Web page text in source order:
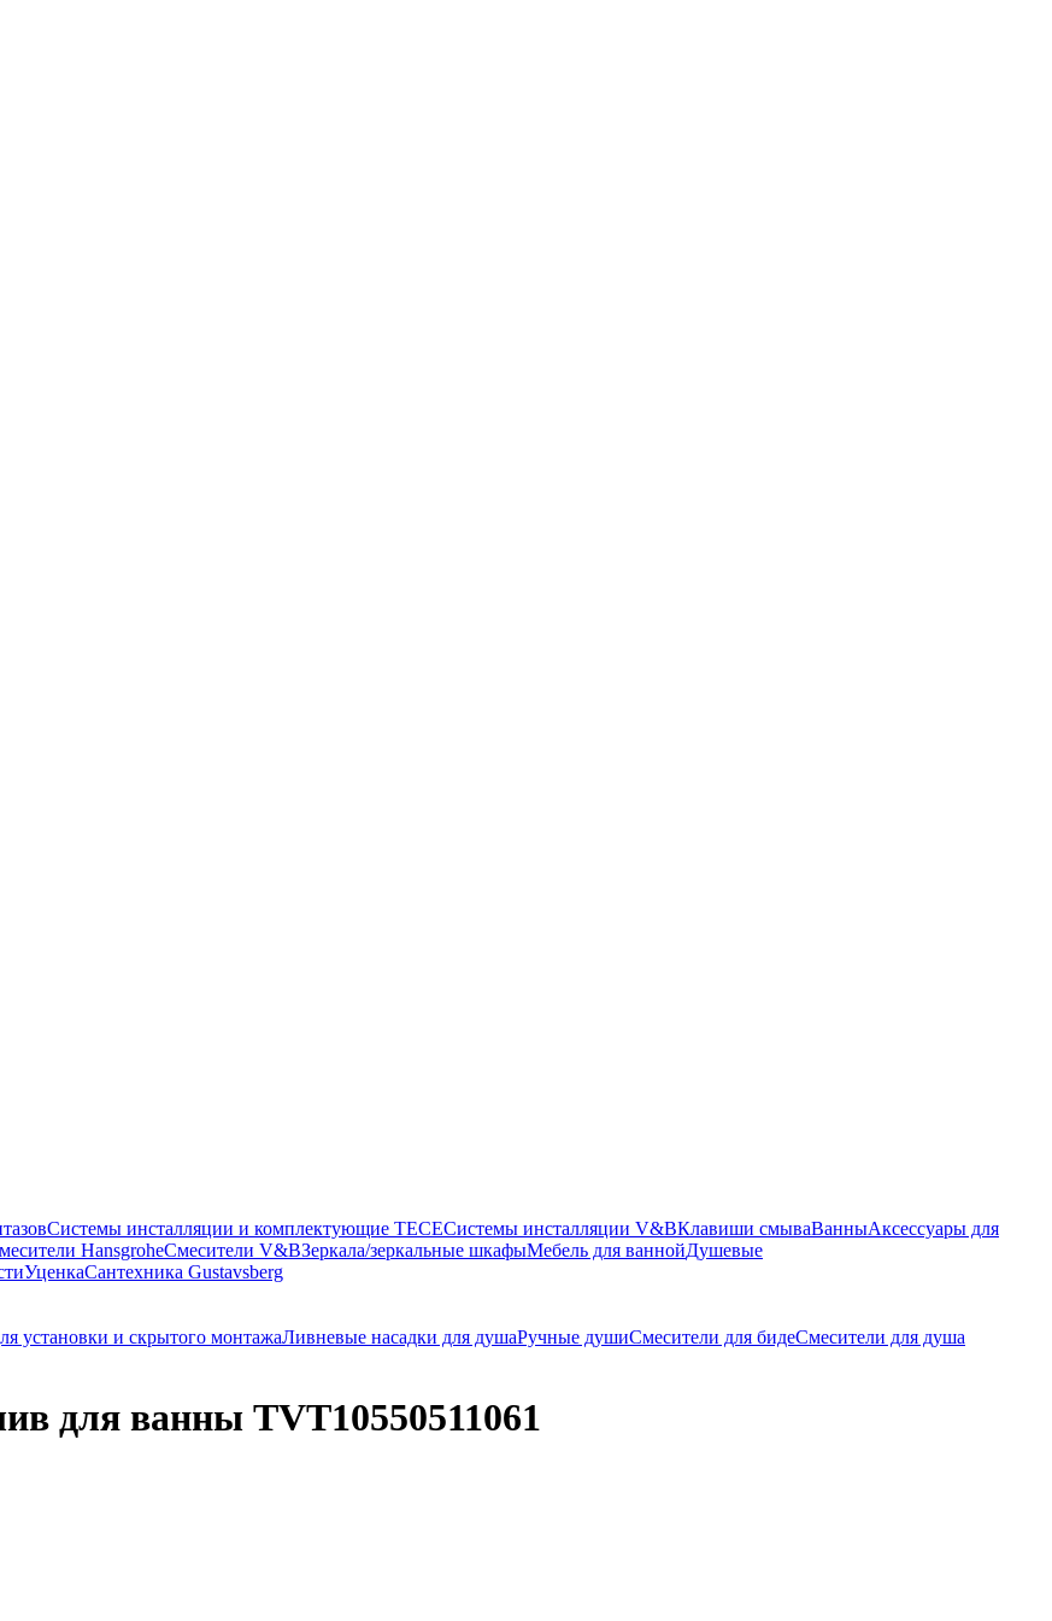
Системы инсталляции и комплектующие TECEСистемы инсталляции V&BКлавиши смываВанныАксессуары для
HansgroheСмесители V&BЗеркала/зеркальные шкафыМебель для ваннойДушевые
УценкаСантехника Gustavsberg
установки и скрытого монтажаЛивневые насадки для душаРучные душиСмесители для бидеСмесители для душа
для ванны TVT10550511061